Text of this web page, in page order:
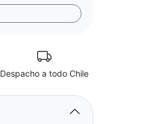
Despacho a todo Chile